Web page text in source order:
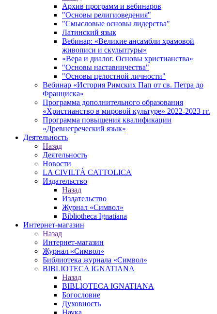
Архив программ и вебинаров
"Основы религиоведения"
"Смысловые основы лидерства"
Латинский язык
Вебинар: «Великие ансамбли храмовой
живописи и скульптуры»
«Вера и диалог. Основы христианства»
"Основы наставничества"
"Основы целостной личности"
Вебинар «История Римских Пап от св. Петра до
Франциска»
Программа дополнительного образования
«Христианство в мировой культуре» 2022-2023 гг.
Программа повышения квалификации
«Древнегреческий язык»
Деятельность
Назад
Деятельность
Новости
LA CIVILTÀ CATTOLICA
Издательство
Назад
Издательство
Журнал «Символ»
Bibliotheca Ignatiana
Интернет-магазин
Назад
Интернет-магазин
Журнал «Символ»
Библиотека журнала «Символ»
BIBLIOTECA IGNATIANA
Назад
BIBLIOTECA IGNATIANA
Богословие
Духовность
Наука